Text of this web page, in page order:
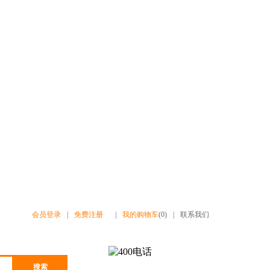
联系我们
我的购物车(0)
免费注册
会员登录